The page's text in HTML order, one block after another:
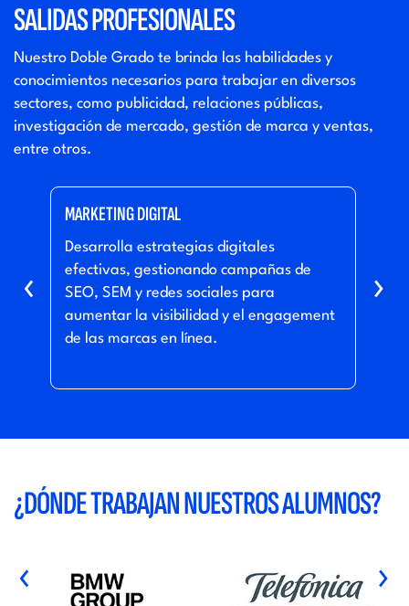
SALIDAS PROFESIONALES
Nuestro Doble Grado te brinda las habilidades y
conocimientos necesarios para trabajar en diversos
sectores, como publicidad, relaciones públicas,
investigación de mercado, gestión de marca y ventas,
entre otros.
MARKETING DIGITAL
Desarrolla estrategias digitales
efectivas, gestionando campañas de
SEO, SEM y redes sociales para
aumentar la visibilidad y el engagement
de las marcas en línea.
‹ ›
¿DÓNDE TRABAJAN NUESTROS ALUMNOS?
‹ ›